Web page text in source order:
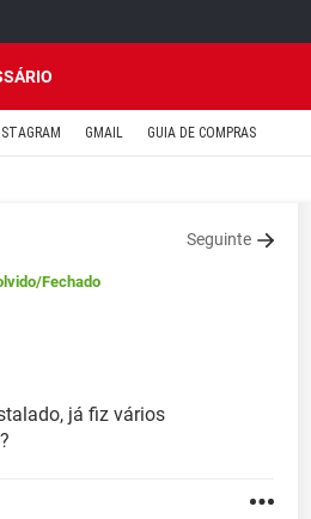
GMAIL GUIA DE COMPRAS
Seguinte
/Fechado
já fiz vários